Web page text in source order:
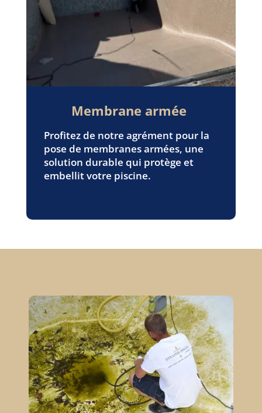
Membrane armée
Profitez de notre agrément pour la
pose de membranes armées, une
solution durable qui protège et
embellit votre piscine.